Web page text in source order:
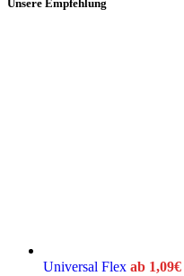
Unsere Empfehlung
Universal Flex ab 1,09€